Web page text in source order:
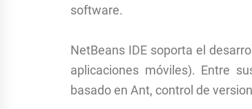
software.
NetBeans IDE soporta el
aplicaciones móviles). Entre
basado en Ant, control de